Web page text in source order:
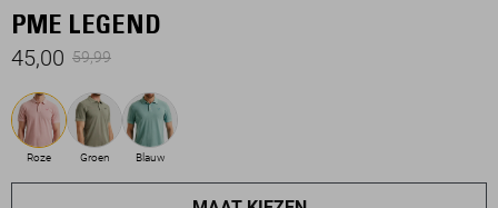
PME LEGEND
45,00 59,99
Roze Groen Blauw